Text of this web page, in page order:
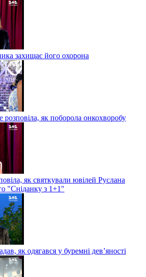
захищає його охорона
як поборола онкохворобу
як святкували ювілей Руслана
"Сніданку з 1+1"
як одягався у буремні дев’яності